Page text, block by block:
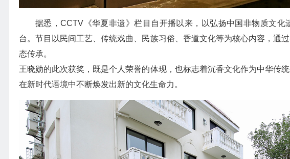
据悉，CCTV《华夏非遗》栏目自开播以来，以弘扬中国非物质文
台。节目以民间工艺、传统戏曲、民族习俗、香道文化等为核心内容，通
态传承。
王晓勋的此次获奖，既是个人荣誉的体现，也标志着沉香文化作为中华传
在新时代语境中不断焕发出新的文化生命力。